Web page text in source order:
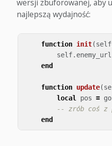
wersji zbuforowanej, aby
najlepszą wydajność:
function init(self
self. enemy_url
end
function update(
local
pos = go
-- zrób coś z
end